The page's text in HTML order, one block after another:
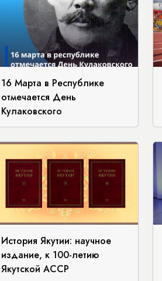
16 Марта в Республике
отмечается День
Кулаковского
История Якутии: научное
издание, к 100-летию
Якутской АССР